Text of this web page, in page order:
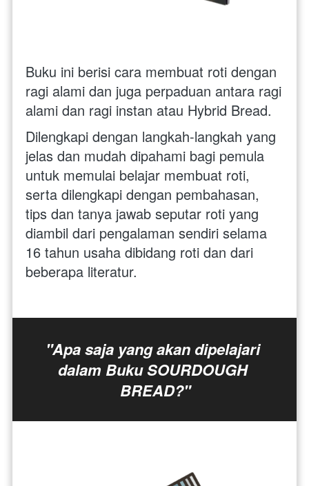
Buku ini berisi cara membuat roti dengan
ragi alami dan juga perpaduan antara ragi
alami dan ragi instan atau Hybrid Bread.
Dilengkapi dengan langkah-langkah yang
jelas dan mudah dipahami bagi pemula
untuk memulai belajar membuat roti,
serta dilengkapi dengan pembahasan,
tips dan tanya jawab seputar roti yang
diambil dari pengalaman sendiri selama
16 tahun usaha dibidang roti dan dari
beberapa literatur.
"Apa saja yang akan dipelajari
dalam Buku SOURDOUGH
BREAD?"